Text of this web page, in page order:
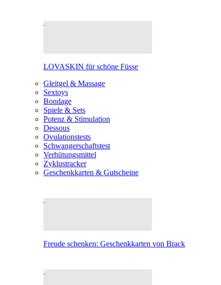
LOVASKIN für schöne Füsse
Gleitgel & Massage
Sextoys
Bondage
Spiele & Sets
Potenz & Stimulation
Dessous
Ovulationstests
Schwangerschaftstest
Verhütungsmittel
Zyklustracker
Geschenkkarten & Gutscheine
Freude schenken: Geschenkkarten von Brack